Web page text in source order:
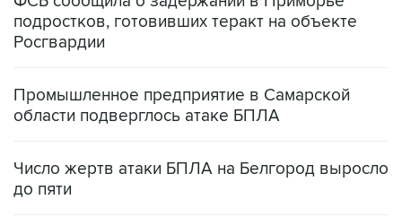
подростков, готовивших теракт на объекте
Росгвардии
Промышленное предприятие в Самарской
области подверглось атаке БПЛА
Число жертв атаки БПЛА на Белгород выросло
до пяти